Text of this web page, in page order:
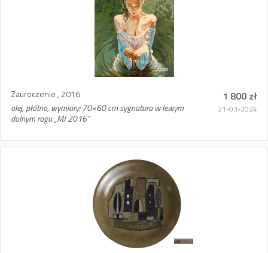
Zauroczenie , 2016
olej, płótno, wymiary: 70×60 cm sygnatura w lewym
dolnym rogu „MJ 2016”
1 800 zł
21-03-2024